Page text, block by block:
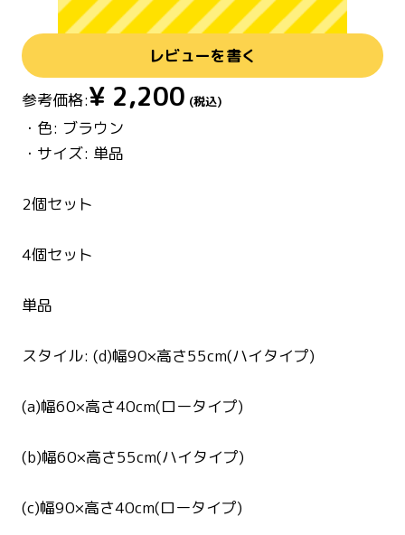
レビューを書く
参考価格:¥ 2,200 (税込)
・色: ブラウン
・サイズ: 単品
2個セット
4個セット
単品
スタイル: (d)幅90×高さ55cm(ハイタイプ)
(a)幅60×高さ40cm(ロータイプ)
(b)幅60×高さ55cm(ハイタイプ)
(c)幅90×高さ40cm(ロータイプ)